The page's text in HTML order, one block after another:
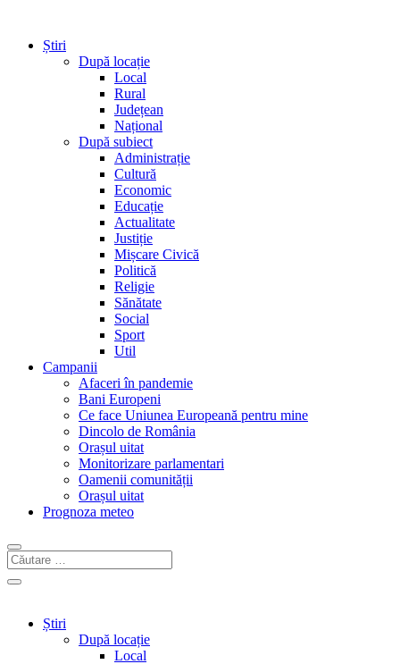
Știri
După locație
Local
Rural
Județean
Național
După subiect
Administrație
Cultură
Economic
Educație
Actualitate
Justiție
Mișcare Civică
Politică
Religie
Sănătate
Social
Sport
Util
Campanii
Afaceri în pandemie
Bani Europeni
Ce face Uniunea Europeană pentru mine
Dincolo de România
Orașul uitat
Monitorizare parlamentari
Oamenii comunității
Orașul uitat
Prognoza meteo
Știri
După locație
Local